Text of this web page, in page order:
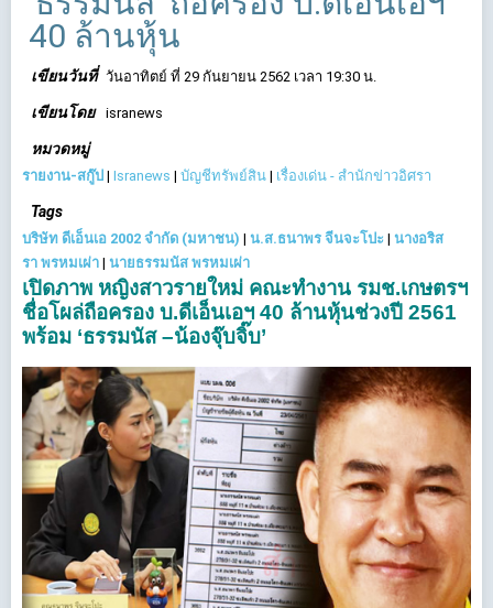
40 ล้านหุ้น
เขียนวันที่ วันอาทิตย์ ที่ 29 กันยายน 2562 เวลา 19:30 น.
เขียนโดย isranews
หมวดหมู่
รายงาน-สกู๊ป | Isranews | บัญชีทรัพย์สิน | เรื่องเด่น - สำนักข่าวอิศรา
Tags
บริษัท ดีเอ็นเอ 2002 จำกัด (มหาชน) | น.ส.ธนาพร จีนจะโปะ | นางอริส
รา พรหมเผ่า | นายธรรมนัส พรหมเผ่า
เปิดภาพ หญิงสาวรายใหม่ คณะทำงาน รมช.เกษตรฯ
ชื่อโผล่ถือครอง บ.ดีเอ็นเอฯ 40 ล้านหุ้นช่วงปี 2561
พร้อม ‘ธรรมนัส –น้องจุ๊บจิ๊บ’